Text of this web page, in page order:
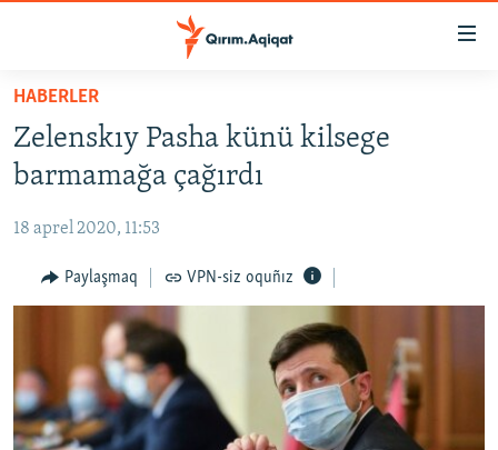
Esas
qaytmaq
Baş
qaytmaq
qaytmaq
HABERLER
CEMİYET
MEDENİYET
İNSAN AQLARI
SÜRET
BLOGLAR
HABERLER
Zelenskıy Pasha künü kilsege
barmamağa çağırdı
18 aprel 2020, 11:53
Paylaşmaq VPN-siz oquñız